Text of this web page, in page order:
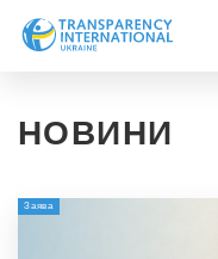
Новини
Напрями роботи
НОВИНИ
Заява